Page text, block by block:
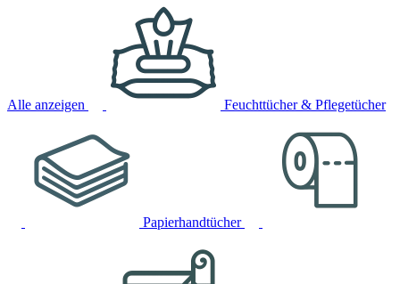
Alle anzeigen Feuchttücher & Pflegetücher
Papierhandtücher